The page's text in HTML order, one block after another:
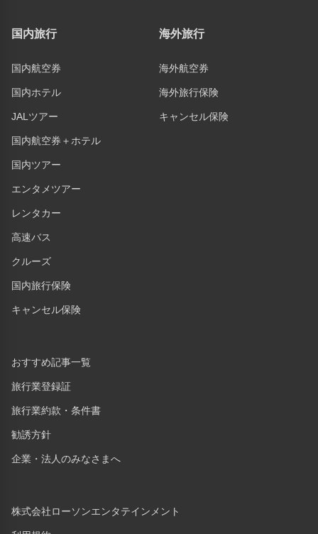
国内旅行
国内航空券
国内ホテル
JALツアー
国内航空券＋ホテル
国内ツアー
エンタメツアー
レンタカー
高速バス
クルーズ
国内旅行保険
キャンセル保険
海外旅行
海外航空券
海外旅行保険
キャンセル保険
おすすめ記事一覧
旅行業登録証
旅行業約款・条件書
勧誘方針
企業・法人のみなさまへ
株式会社ローソンエンタテインメント